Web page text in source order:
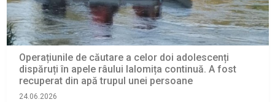
Operațiunile de căutare a celor doi adolescenți
dispăruți în apele râului Ialomița continuă. A fost
recuperat din apă trupul unei persoane
24.06.2026